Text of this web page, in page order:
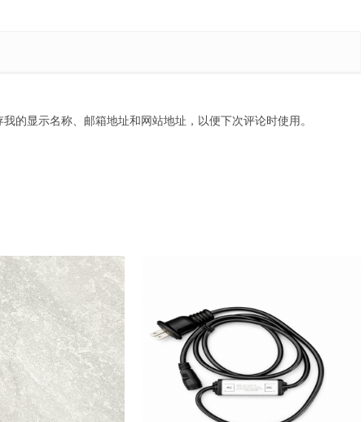
的显示名称、邮箱地址和网站地址，以便下次评论时使用。